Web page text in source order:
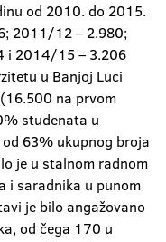
od 2010. do 2015.
2011/12 – 2.980;
i 2014/15 – 3.206
u Banjoj Luci
na prvom
studenata u
63% ukupnog broja
je u stalnom radnom
i saradnika u punom
je bilo angažovano
od čega 170 u